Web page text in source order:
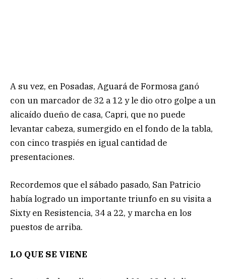
A su vez, en Posadas, Aguará de Formosa ganó
con un marcador de 32 a 12 y le dio otro golpe a un
alicaído dueño de casa, Capri, que no puede
levantar cabeza, sumergido en el fondo de la tabla,
con cinco traspiés en igual cantidad de
presentaciones.
Recordemos que el sábado pasado, San Patricio
había logrado un importante triunfo en su visita a
Sixty en Resistencia, 34 a 22, y marcha en los
puestos de arriba.
LO QUE SE VIENE